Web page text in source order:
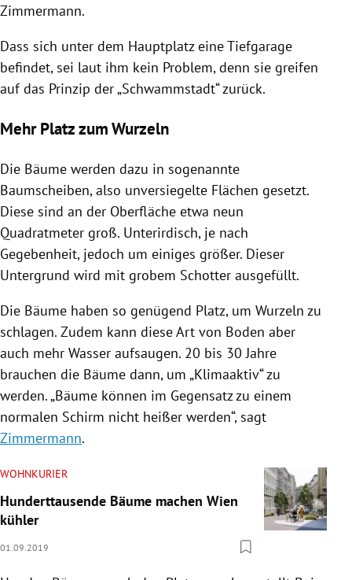
Zimmermann.
Dass sich unter dem Hauptplatzeine Tiefgarage
befindet, sei laut ihm kein Problem, denn sie greifen
auf das Prinzip der „Schwammstadt“ zurück.
Mehr Platz zum Wurzeln
Die Bäume werden dazu in sogenannte
Baumscheiben, also unversiegelte Flächen gesetzt.
Diese sind an der Oberfläche etwa neun
Quadratmeter groß. Unterirdisch, je nach
Gegebenheit, jedoch um einiges größer. Dieser
Untergrund wird mit grobem Schotter ausgefüllt.
Die Bäume haben so genügend Platz, um Wurzeln zu
schlagen. Zudem kann diese Art von Boden aber
auch mehr Wasser aufsaugen. 20 bis 30 Jahre
brauchen die Bäume dann, um „Klimaaktiv“ zu
werden. „Bäume können im Gegensatz zu einem
normalen Schirm nicht heißer werden“, sagt
Zimmermann.
WOHNKURIER
Hunderttausende Bäume machen Wien
kühler
01.09.2019